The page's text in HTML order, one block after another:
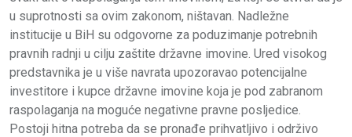
u suprotnosti sa ovim zakonom, ništavan. Nadležne
institucije u BiH su odgovorne za poduzimanje potrebnih
pravnih radnji u cilju zaštite državne imovine. Ured visokog
predstavnika je u više navrata upozoravao potencijalne
investitore i kupce državne imovine koja je pod zabranom
raspolaganja na moguće negativne pravne posljedice.
Postoji hitna potreba da se pronađe prihvatljivo i održivo